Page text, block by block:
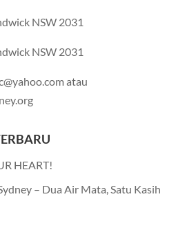
NSW 2031
NSW 2031
atau
HEART!
– Dua Air Mata, Satu Kasih